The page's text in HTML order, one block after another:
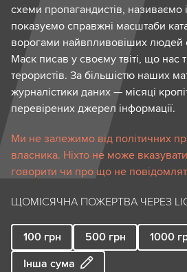
схеми пропагандистів, називаємо
показуємо справжні масштаби
ворогами найвпливовіших людей
Маск писав у своєму твіті, що нас
терористів. За більшістю наших
журналістики даних — місяці
перевірених джерел інформації.
Ми не залежимо від політичних
власника. Ніхто не може
говорити чи про що не
ЩОМІСЯЧНА ПОЖЕРТВА ЧЕРЕЗ
100 грн 500 грн 1000
Інша сума